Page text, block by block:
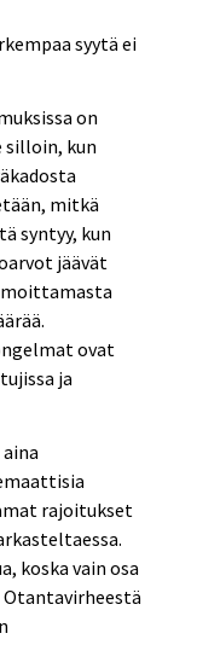
syytä ei
on
silloin, kun
mitkä
syntyy, kun
jäävät
ovat
ja
rajoitukset
koska vain osa